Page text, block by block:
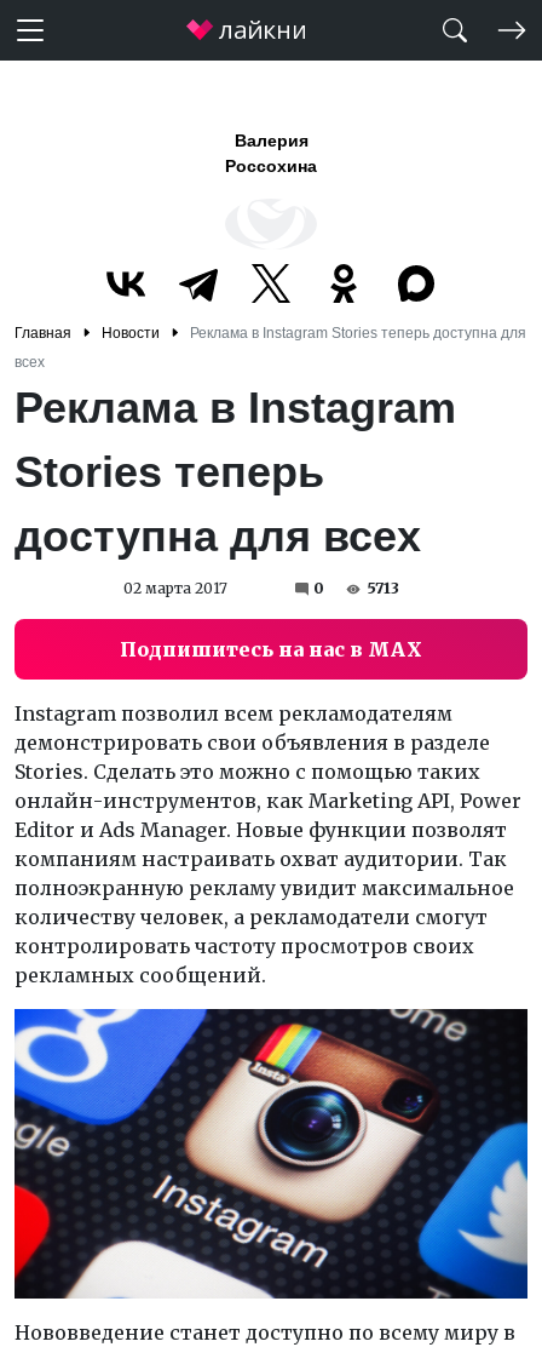
Валерия
Россохина
Главная Новости
Реклама в Instagram Stories теперь доступна для
всех
Реклама в Instagram
Stories теперь
доступна для всех
02 марта 2017 0 5713
Подпишитесь на нас в MAX
Instagram позволил всем рекламодателям
демонстрировать свои объявления в разделе
Stories. Сделать это можно с помощью таких
онлайн-инструментов, как Marketing API, Power
Editor и Ads Manager. Новые функции позволят
компаниям настраивать охват аудитории. Так
полноэкранную рекламу увидит максимальное
количеству человек, а рекламодатели смогут
контролировать частоту просмотров своих
рекламных сообщений.
Нововведение станет доступно по всему миру в